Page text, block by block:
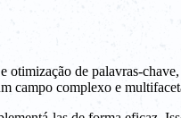
de palavras-
campo complexo e